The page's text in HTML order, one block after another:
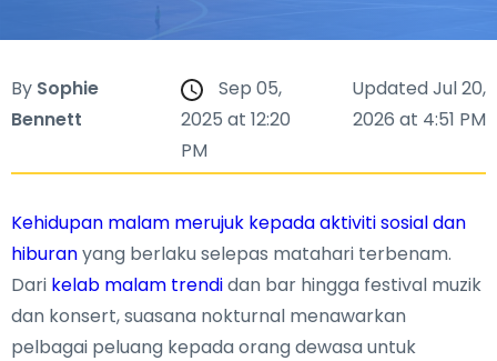
By Sophie
Bennett
Sep 05,
2025 at 12:20
PM
Updated Jul 20,
2026 at 4:51 PM
Kehidupan malam merujuk kepada aktiviti sosial dan
hiburanyang berlaku selepas matahari terbenam.
Dari kelab malam trendidan bar hingga festival muzik
dan konsert, suasana nokturnal menawarkan
pelbagai peluang kepada orang dewasa untuk